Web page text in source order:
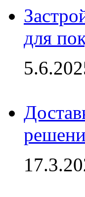
для